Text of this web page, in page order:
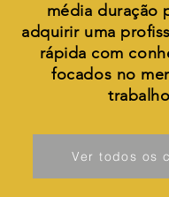
média duração
adquirir uma
rápida com
focados no
Ver todos os